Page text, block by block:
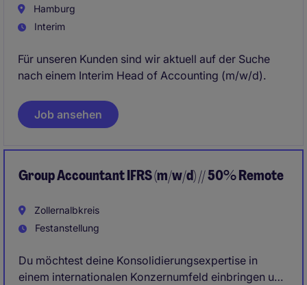
Hamburg
Interim
Für unseren Kunden sind wir aktuell auf der Suche
nach einem Interim Head of Accounting (m/w/d).
Job ansehen
Group Accountant IFRS (m/w/d) // 50% Remote
Zollernalbkreis
Festanstellung
Du möchtest deine Konsolidierungsexpertise in
einem internationalen Konzernumfeld einbringen und